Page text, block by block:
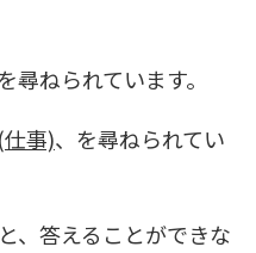
尋ねられています。
事)、を尋ねられてい
、答えることができな